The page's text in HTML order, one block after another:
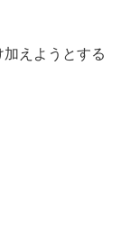
えようとする